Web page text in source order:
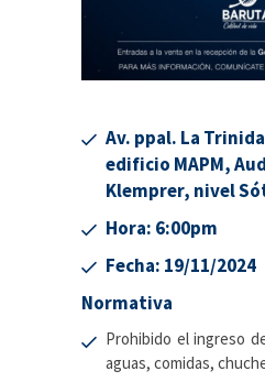
Av. ppal. La
edificio MAPM,
Klemprer, nivel
Hora: 6:00pm
Fecha: 19/11/2024
Normativa
Prohibido el ingreso
aguas, comidas,